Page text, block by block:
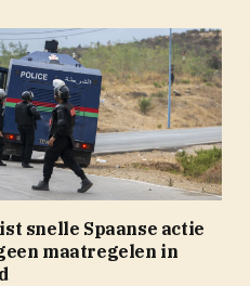
snelle Spaanse actie
maatregelen in